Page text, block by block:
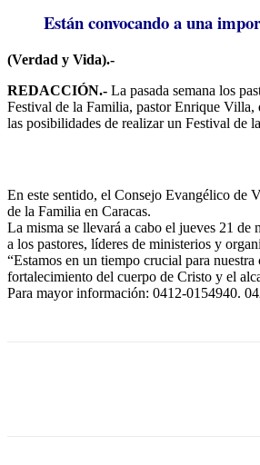
Están convocando a una
(Verdad y Vida).-
REDACCIÓN.- La pasada semana los
Festival de la Familia, pastor Enrique Villa,
las posibilidades de realizar un Festival de
En este sentido, el Consejo Evangélico de
de la Familia en Caracas.
La misma se llevará a cabo el jueves 21
a los pastores, líderes de ministerios y
“Estamos en un tiempo crucial para
fortalecimiento del cuerpo de Cristo y el
Para mayor información: 0412-0154940.